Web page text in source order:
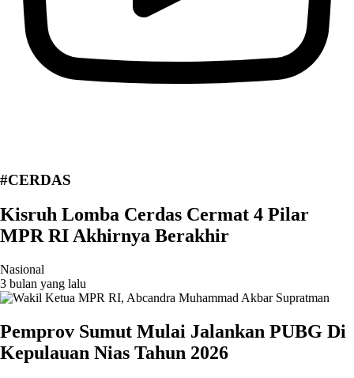
#CERDAS
Kisruh Lomba Cerdas Cermat 4 Pilar
MPR RI Akhirnya Berakhir
Nasional
3 bulan yang lalu
Pemprov Sumut Mulai Jalankan PUBG Di
Kepulauan Nias Tahun 2026